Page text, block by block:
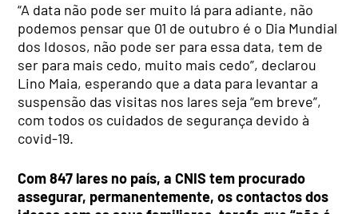
“A data não pode ser muito lá para adiante, não
podemos pensar que 01 de outubro é o Dia Mundial
dos Idosos, não pode ser para essa data, tem de
ser para mais cedo, muito mais cedo”, declarou
Lino Maia, esperando que a data para levantar a
suspensão das visitas nos lares seja “em breve”,
com todos os cuidados de segurança devido à
covid-19.
Com 847 lares no país, a CNIS tem procurado
assegurar, permanentemente, os contactos dos